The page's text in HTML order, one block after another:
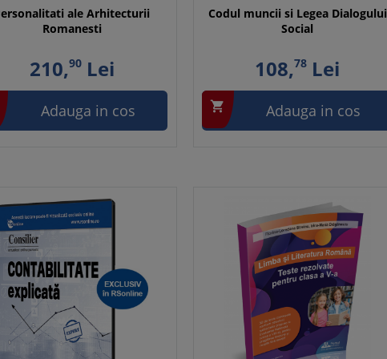
ale Arhitecturii
Romanesti
210,90Lei
Adauga in cos
Codul muncii si Legea Dialogului
Social
108,78 Lei
 Adauga in cos